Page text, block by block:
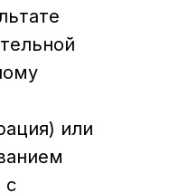
или
с